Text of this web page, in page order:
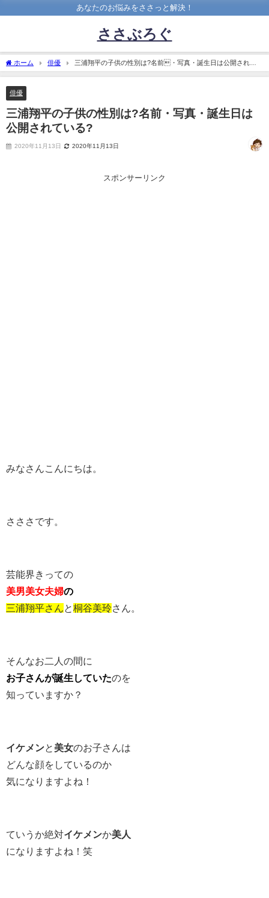
あなたのお悩みをささっと解決！
ささぶろぐ
ホーム 俳優
三浦翔平の子供の性別は?名前・写真・誕生日は公開されて
いる?
俳優
三浦翔平の子供の性別は?名前・写真・誕生日は
公開されている?
2020年11月13日 2020年11月13日
スポンサーリンク
みなさんこんにちは。
さささです。
芸能界きっての
美男美女夫婦の
三浦翔平さん と桐谷美玲さん。
そんなお二人の間に
お子さんが誕生していたのを
知っていますか？
イケメンと 美女のお子さんは
どんな顔をしているのか
気になりますよね！
ていうか絶対イケメンか美人
になりますよね！笑